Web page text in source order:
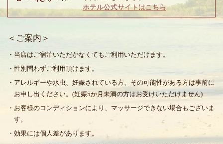
ホテル公式サイトはこちら
＜ご案内＞
・当店はご宿泊いただかなくてもご利用いただけます。
・性別問わずご利用頂けます。
・アレルギーや水虫、妊娠されている方、その可能性がある方は事前に
お申し出ください。(妊娠5か月未満の方はお受けいただけません)
・お客様のコンディションにより、マッサージできない場合もございま
す。
・効果には個人差があります。